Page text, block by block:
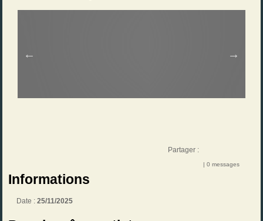
Partager :
| 0 messages
Informations
Date :25/11/2025